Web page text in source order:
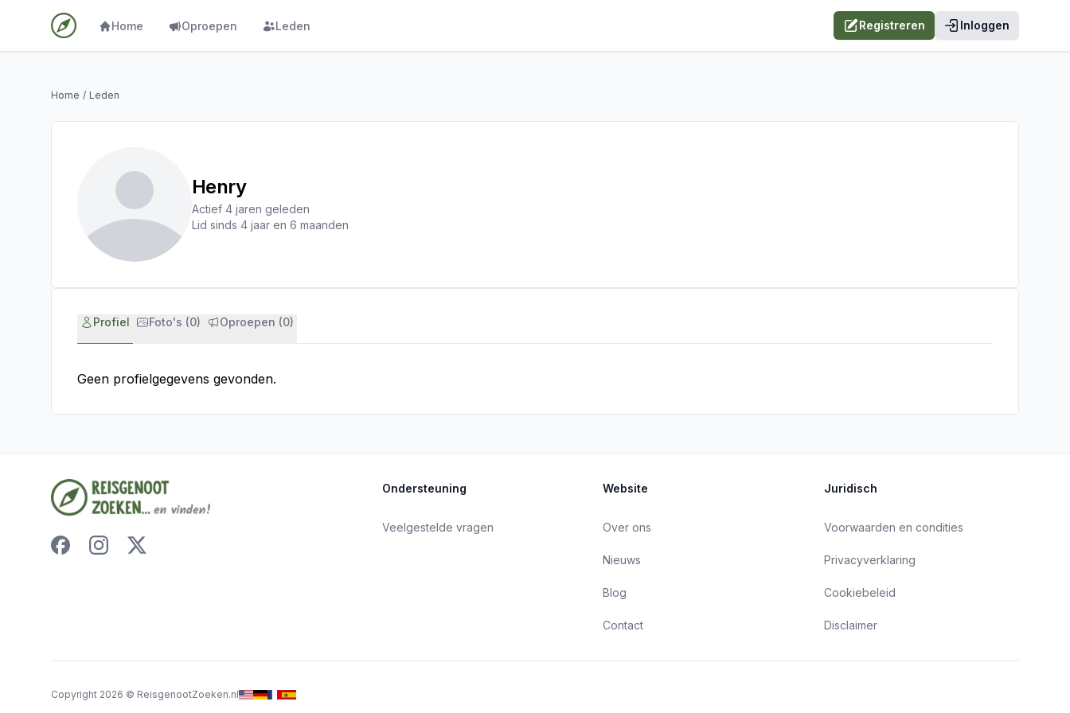
Home Oproepen Leden Registreren Inloggen
Home / Leden
Henry
Actief 4 jaren geleden
Lid sinds 4 jaar en 6 maanden
Profiel Foto's (0) Oproepen (0)
Geen profielgegevens gevonden.
Ondersteuning
Veelgestelde vragen
Website
Over ons
Nieuws
Blog
Contact
Juridisch
Voorwaarden en condities
Privacyverklaring
Cookiebeleid
Disclaimer
Copyright 2026 © ReisgenootZoeken.nl